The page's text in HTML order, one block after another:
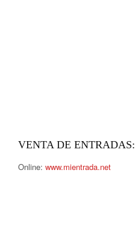
VENTA DE ENTRADAS:
Online: www.mientrada.net